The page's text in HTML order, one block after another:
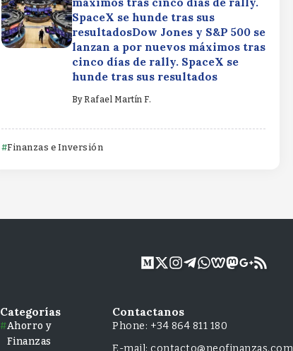
SpaceX se hunde tras sus
resultadosDow Jones y S&P 500 se
lanzan a por nuevos máximos tras
cinco días de rally. SpaceX se
hunde tras sus resultados
ByRafael Martín F.
Finanzas e Inversión
Categorías
Ahorro y
Finanzas
Contactanos
Phone: +34 864 811 180
E-mail: contacto@neofinanzas.com